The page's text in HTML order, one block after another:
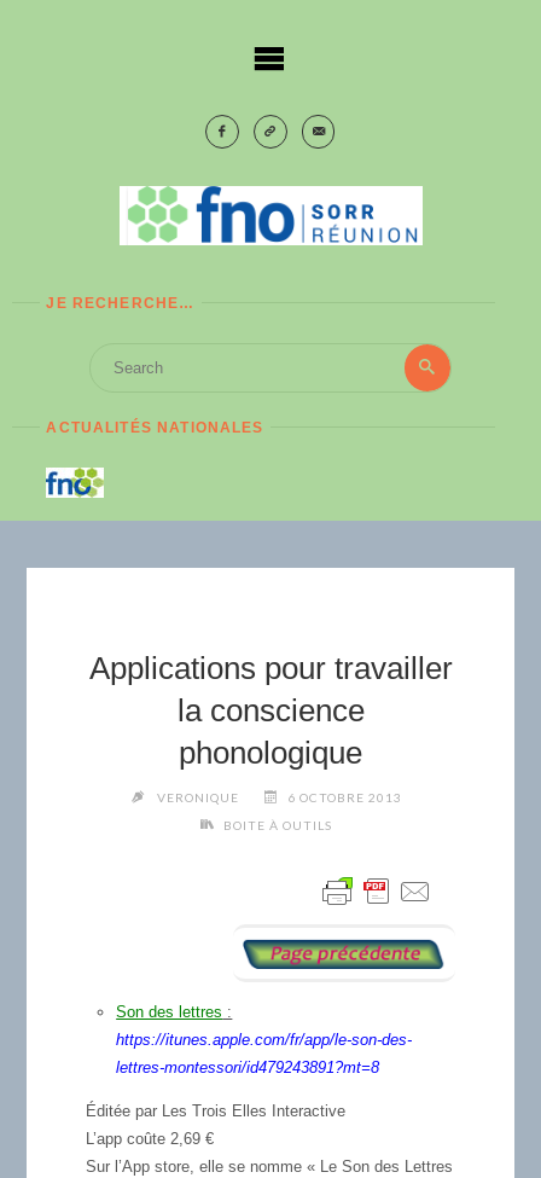
JE RECHERCHE…
Search
Search
ACTUALITÉS NATIONALES
Applications pour travailler
la conscience
phonologique
VERONIQUE
6 OCTOBRE 2013
BOITE À OUTILS
Son des lettres :
https://itunes.apple.com/fr/app/le-son-des-
lettres-montessori/id479243891?mt=8
Éditée par Les Trois Elles Interactive
L’app coûte 2,69 €
Sur l’App store, elle se nomme « Le Son des Lettres